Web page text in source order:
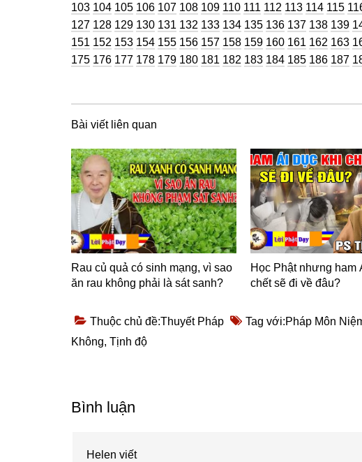
Trang
103 Trang
104 Trang
105 Trang
106 Trang
107 Trang
108 Trang
109 Trang
110 Trang
111 Trang
112 Trang
113 Trang
114 Trang
115
127 Trang
128 Trang
129 Trang
130 Trang
131 Trang
132 Trang
133 Trang
134 Trang
135 Trang
136 Trang
137 Trang
138 Trang
139
151 Trang
152 Trang
153 Trang
154 Trang
155 Trang
156 Trang
157 Trang
158 Trang
159 Trang
160 Trang
161 Trang
162 Trang
163
175 Trang
176 Trang
177 Trang
178 Trang
179 Trang
180 Trang
181 Trang
182 Trang
183 Trang
184 Trang
185 Trang
186 Trang
187
Bài viết liên quan
Rau củ quả có sinh mạng, vì sao
ăn rau không phải là sát sanh?
Học Phật nhưng ham
chết sẽ đi về đâu?
Thuộc chủ đề:Thuyết Pháp Tag với:Pháp Môn
Không, Tịnh độ
Reader
Bình luận
Helen viết